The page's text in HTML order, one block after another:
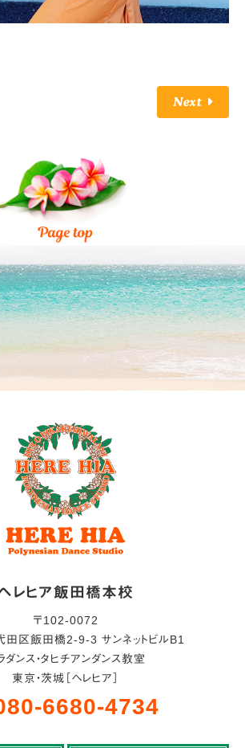
Next
レヒア飯田橋本校
〒102-0072
田区飯田橋2-9-3 サンネットビルB1
ダンス・タヒチアンダンス教室
東京・茨城［ヘレヒア］
6680-4734